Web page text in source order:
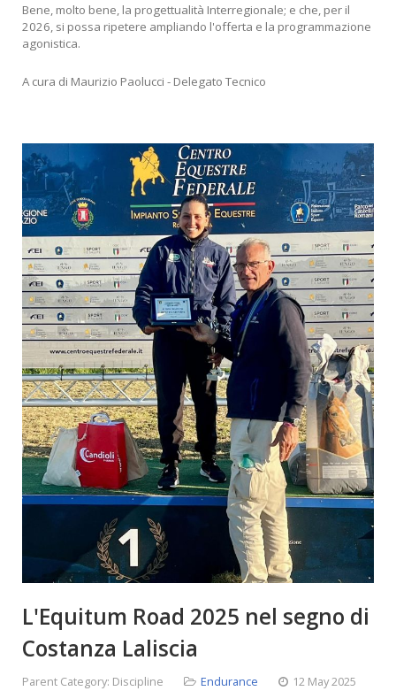
Bene, molto bene, la progettualità Interregionale; e che, per il
2026, si possa ripetere ampliando l'offerta e la programmazione
agonistica.
A cura di Maurizio Paolucci - Delegato Tecnico
L'Equitum Road 2025 nel segno di
Costanza Laliscia
Parent Category: Discipline Endurance 12 May 2025